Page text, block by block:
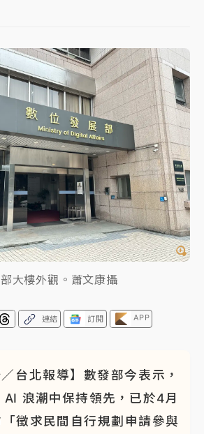
了！中部以北防豪雨 今晚、明天影
水門只出不進 未移置車輛最高罰
大樓外觀。蕭文康攝
連結 訂閱 APP
／台北報導】數發部今表示，
浪潮中保持領先，已於4月
徵求民間自行規劃申請參與